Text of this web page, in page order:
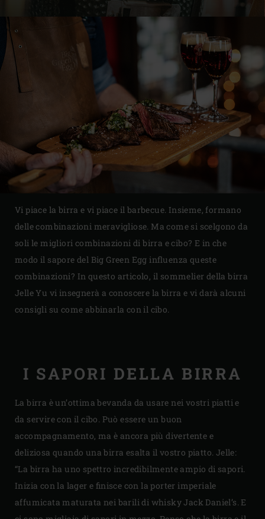
Vi piace la birra e vi piace il barbecue. Insieme, formano
delle combinazioni meravigliose. Ma come si scelgono da
soli le migliori combinazioni di birra e cibo? E in che
modo il sapore del Big Green Egg influenza queste
combinazioni? In questo articolo, il sommelier della birra
Jelle Yu vi insegnerà a conoscere la birra e vi darà alcuni
consigli su come abbinarla con il cibo.
I SAPORI DELLA BIRRA
La birra è un’ottima bevanda da usare nei vostri piatti e
da servire con il cibo. Può essere un buon
accompagnamento, ma è ancora più divertente e
deliziosa quando una birra esalta il vostro piatto. Jelle:
“La birra ha uno spettro incredibilmente ampio di sapori.
Inizia con la lager e finisce con la porter imperiale
affumicata maturata nei barili di whisky Jack Daniel’s. E